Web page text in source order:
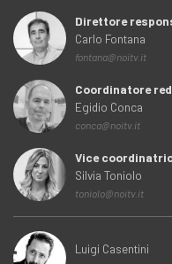
Direttore
Carlo Fontana
fontana@noitv.it
Coordinatore
Egidio Conca
conca@noitv.it
Vice
Silvia Toniolo
toniolo@noitv.it
Luigi Casentini